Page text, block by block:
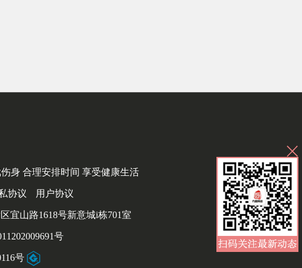
身 合理安排时间 享受健康生活
协议 用户协议
宜山路1618号新意城i栋701室
号
号